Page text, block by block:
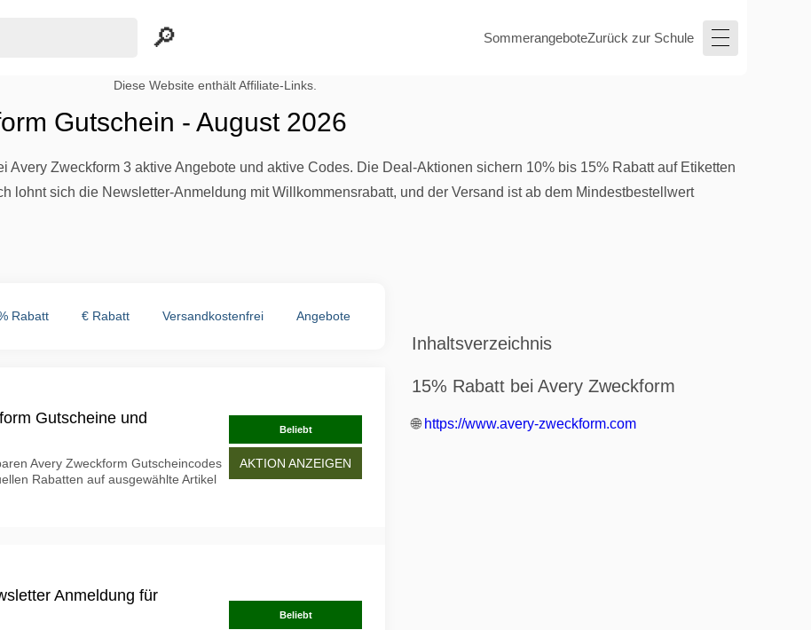
SommerangeboteZurück zur Schule
Diese Website enthält Affiliate-Links.
Gutschein - August 2026
Avery Zweckform 3 aktive Angebote und aktive Codes. Die Deal-Aktionen sichern 10% bis 15% Rabatt auf Etiketten
lohnt sich die Newsletter-Anmeldung mit Willkommensrabatt, und der Versand ist ab dem Mindestbestellwert
Rabatt € Rabatt Versandkostenfrei Angebote
Gutscheine und
Avery Zweckform Gutscheincodes
Rabatten auf ausgewählte Artikel
Beliebt
AKTION ANZEIGEN
Anmeldung für
Beliebt
Inhaltsverzeichnis
15% Rabatt bei Avery Zweckform
🌐 https://www.avery-zweckform.com